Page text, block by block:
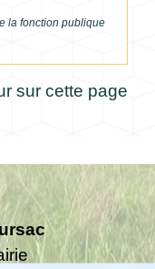
la fonction publique
sur cette page